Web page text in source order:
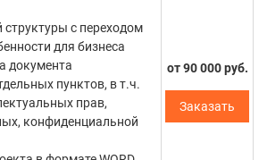
положения в основных
договора на
и примеры
в жизни
заключаются во многих сферах
с переходом
для бизнеса
документа
пунктов, в т.ч.
прав,
конфиденциальной
от90 000 руб.
Заказать